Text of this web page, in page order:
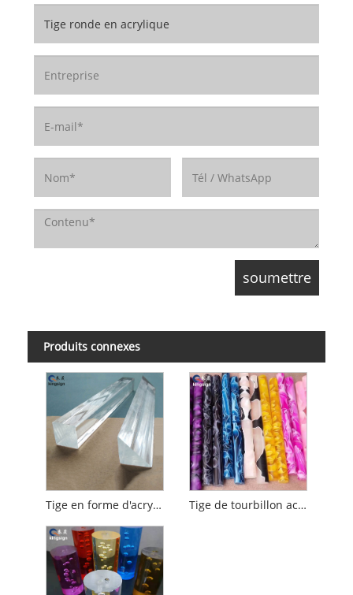
Produits connexes
Tige en forme d'acrylique Tige de tourbillon acrylique